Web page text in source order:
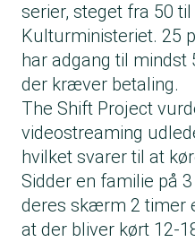
serier, steget fra 50
Kulturministeriet. 25
har adgang til
der kræver betaling.
The Shift Project
videostreaming
hvilket svarer til at
Sidder en familie på
deres skærm 2 timer
at der bliver kørt 12-